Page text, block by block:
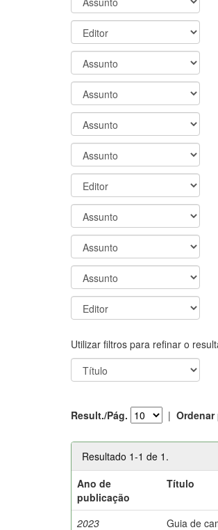
Utilizar filtros para refinar o
Result./Pág. | Ordenar
Resultado 1-1 de 1.
Ano de
publicação
Título
2023
Guia de